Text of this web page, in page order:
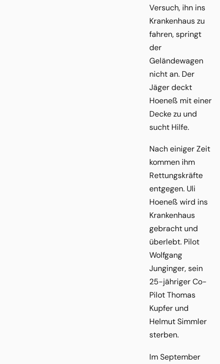
Versuch, ihn ins
Krankenhaus zu
fahren, springt
der
Geländewagen
nicht an. Der
Jäger deckt
Hoeneß mit einer
Decke zu und
sucht Hilfe.
Nach einiger Zeit
kommen ihm
Rettungskräfte
entgegen. Uli
Hoeneß wird ins
Krankenhaus
gebracht und
überlebt. Pilot
Wolfgang
Junginger, sein
25-jähriger Co-
Pilot Thomas
Kupfer und
Helmut Simmler
sterben.
Im September